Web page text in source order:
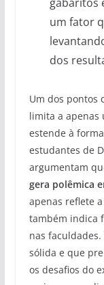
um fator
dos
Um dos pontos
limita a apenas
estende à
estudantes de
argumentam
gera polêmica
apenas reflete
também indica
nas
sólida e que
os desafios do